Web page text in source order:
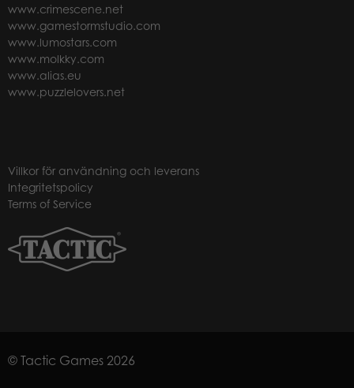
www.crimescene.net
www.gamestormstudio.com
www.lumostars.com
www.molkky.com
www.alias.eu
www.puzzlelovers.net
Villkor för användning och leverans
Integritetspolicy
Terms of Service
© Tactic Games 2026